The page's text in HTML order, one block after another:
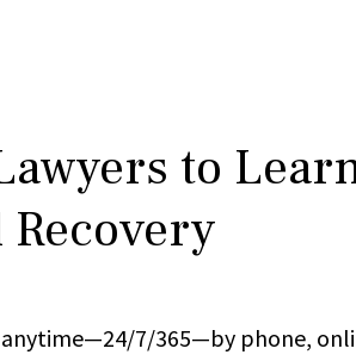
to
Recovery
anytime—24/7/365—by phone,